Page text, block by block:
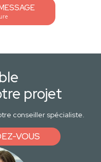
projet
conseiller spécialiste.
VOUS